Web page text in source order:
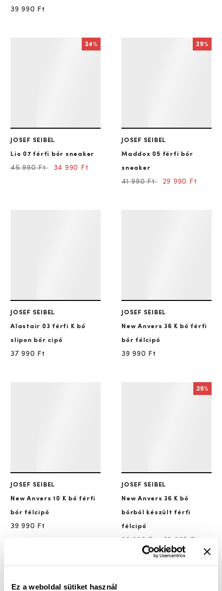
Ez a weboldal sütiket használ
39 990 Ft
24%
JOSEF SEIBEL
Lio 07 férfi bőr sneaker
45 990 Ft 34 990 Ft
29%
JOSEF SEIBEL
Maddox 05 férfi bőr
sneaker
41 990 Ft 29 990 Ft
JOSEF SEIBEL
Alastair 03 férfi K bő
slipon bőr cipő
37 990 Ft
JOSEF SEIBEL
New Anvers 36 K bő férfi
bőr félcipő
39 990 Ft
JOSEF SEIBEL
New Anvers 10 K bő férfi
bőr félcipő
39 990 Ft
25%
JOSEF SEIBEL
New Anvers 36 K bő
bőrből készült férfi
félcipő
39 990 Ft 29 990 Ft